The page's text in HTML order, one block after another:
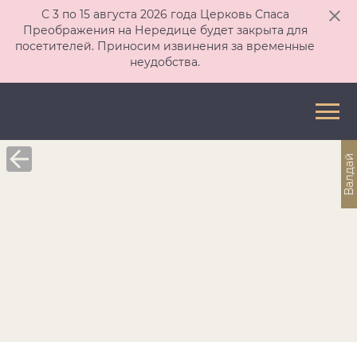
С 3 по 15 августа 2026 года Церковь Спаса
Преображения на Нередице будет закрыта для
посетителей. Приносим извинения за временные
неудобства.
Валдай